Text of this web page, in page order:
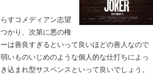
すコメディアン志望
かり、次第に悪の権
は善良すぎるといって良いほどの善人なので
いものいじめのような個人的な仕打ちによっ
込まれ型サスペンスといって良いでしょう。